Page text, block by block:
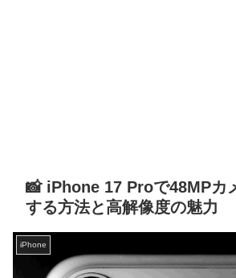
📸 iPhone 17 Proで48MPカ
する方法と高解像度の魅力
iPhone